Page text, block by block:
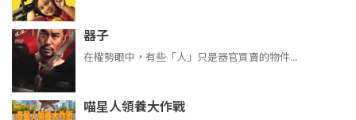
器子
在權勢眼中，有些「人」只是器官買賣的物件...
喵星人領養大作戰